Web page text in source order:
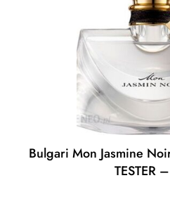
Bulgari Mon Jasmine
TESTER